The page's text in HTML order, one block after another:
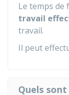
Le temps de
travail
travail.
Il peut
Quels